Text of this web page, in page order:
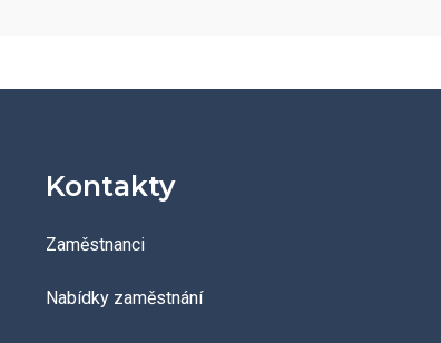
Kontakty
Zaměstnanci
Nabídky zaměstnání